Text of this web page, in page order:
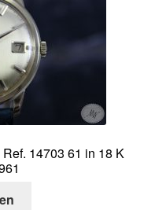
14703 61 in 18 K